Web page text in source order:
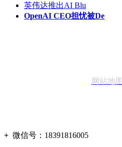
英伟达推出AI Blu
OpenAI CEO担忧被De
网站地图
+ 微信号： 18391816005